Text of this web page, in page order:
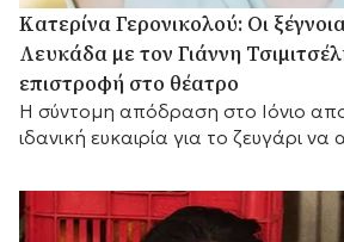
Κατερίνα Γερονικολού: Οι
Λευκάδα με τον Γιάννη
επιστροφή στο θέατρο
Η σύντομη απόδραση στο Ιόνιο
ιδανική ευκαιρία για το ζευγάρι να